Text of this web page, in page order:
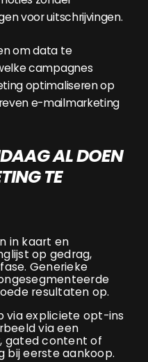
voor uitschrijvingen.
om data te
campagnes
optimaliseren op
e-mailmarketing
AL DOEN
TE
in kaart en
op gedrag,
Generieke
resultaten op.
via expliciete opt-ins
via een
gated content of
bij eerste aankoop.